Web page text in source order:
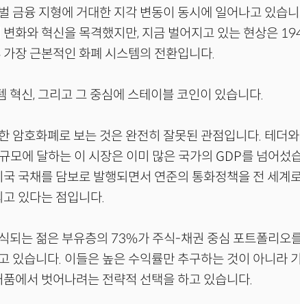
금융 지형에 거대한 지각 변동이 동시에 일어나고 있습
화와 혁신을 목격했지만, 지금 벌어지고 있는 현상은
장 근본적인 화폐 시스템의 전환입니다.
혁신, 그리고 그 중심에 스테이블 코인이 있습니다.
암호화폐로 보는 것은 완전히 잘못된 관점입니다. 테더
모에 달하는 이 시장은 이미 많은 국가의 GDP를 넘어섰
국채를 담보로 발행되면서 연준의 통화정책을 전 세계
있다는 점입니다.
되는 젊은 부유층의 73%가 주식-채권 중심 포트폴리오
있습니다. 이들은 높은 수익률만 추구하는 것이 아니라
에서 벗어나려는 전략적 선택을 하고 있습니다.